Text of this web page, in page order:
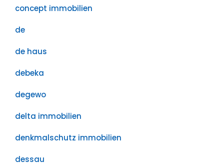
concept immobilien
de
de haus
debeka
degewo
delta immobilien
denkmalschutz immobilien
dessau